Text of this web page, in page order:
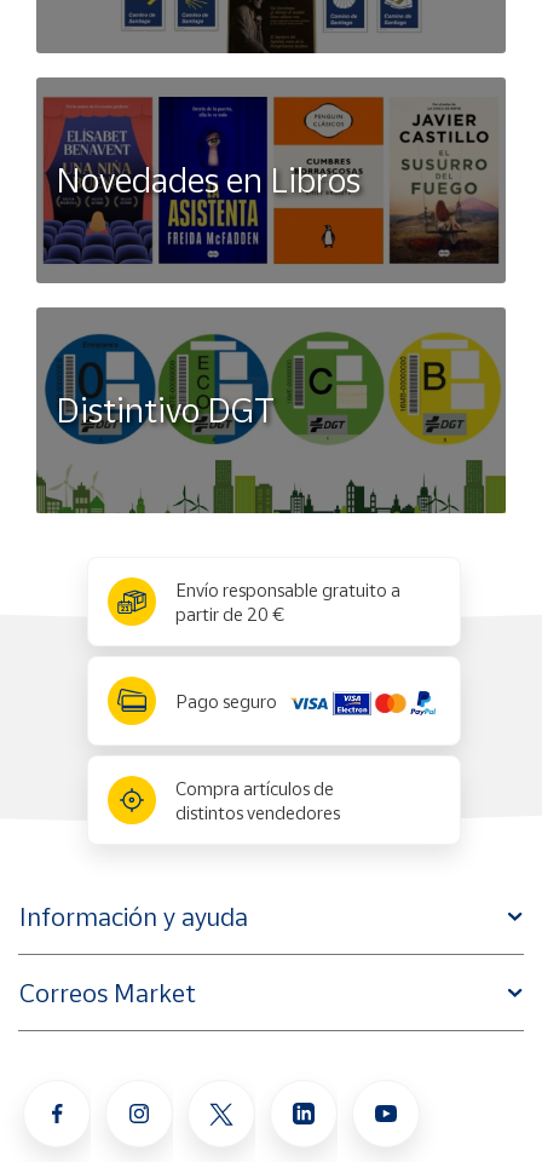
Novedades en Libros
Distintivo DGT
Envío responsable gratuito a
partir de 20 €
Pago seguro
Compra artículos de
distintos vendedores
Información y ayuda
Correos Market